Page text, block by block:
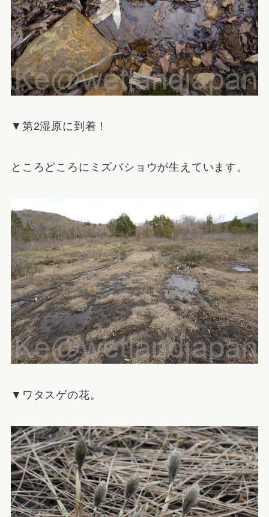
▼第2湿原に到着！
ところどころにミズバショウが生えています。
▼ワタスゲの花。